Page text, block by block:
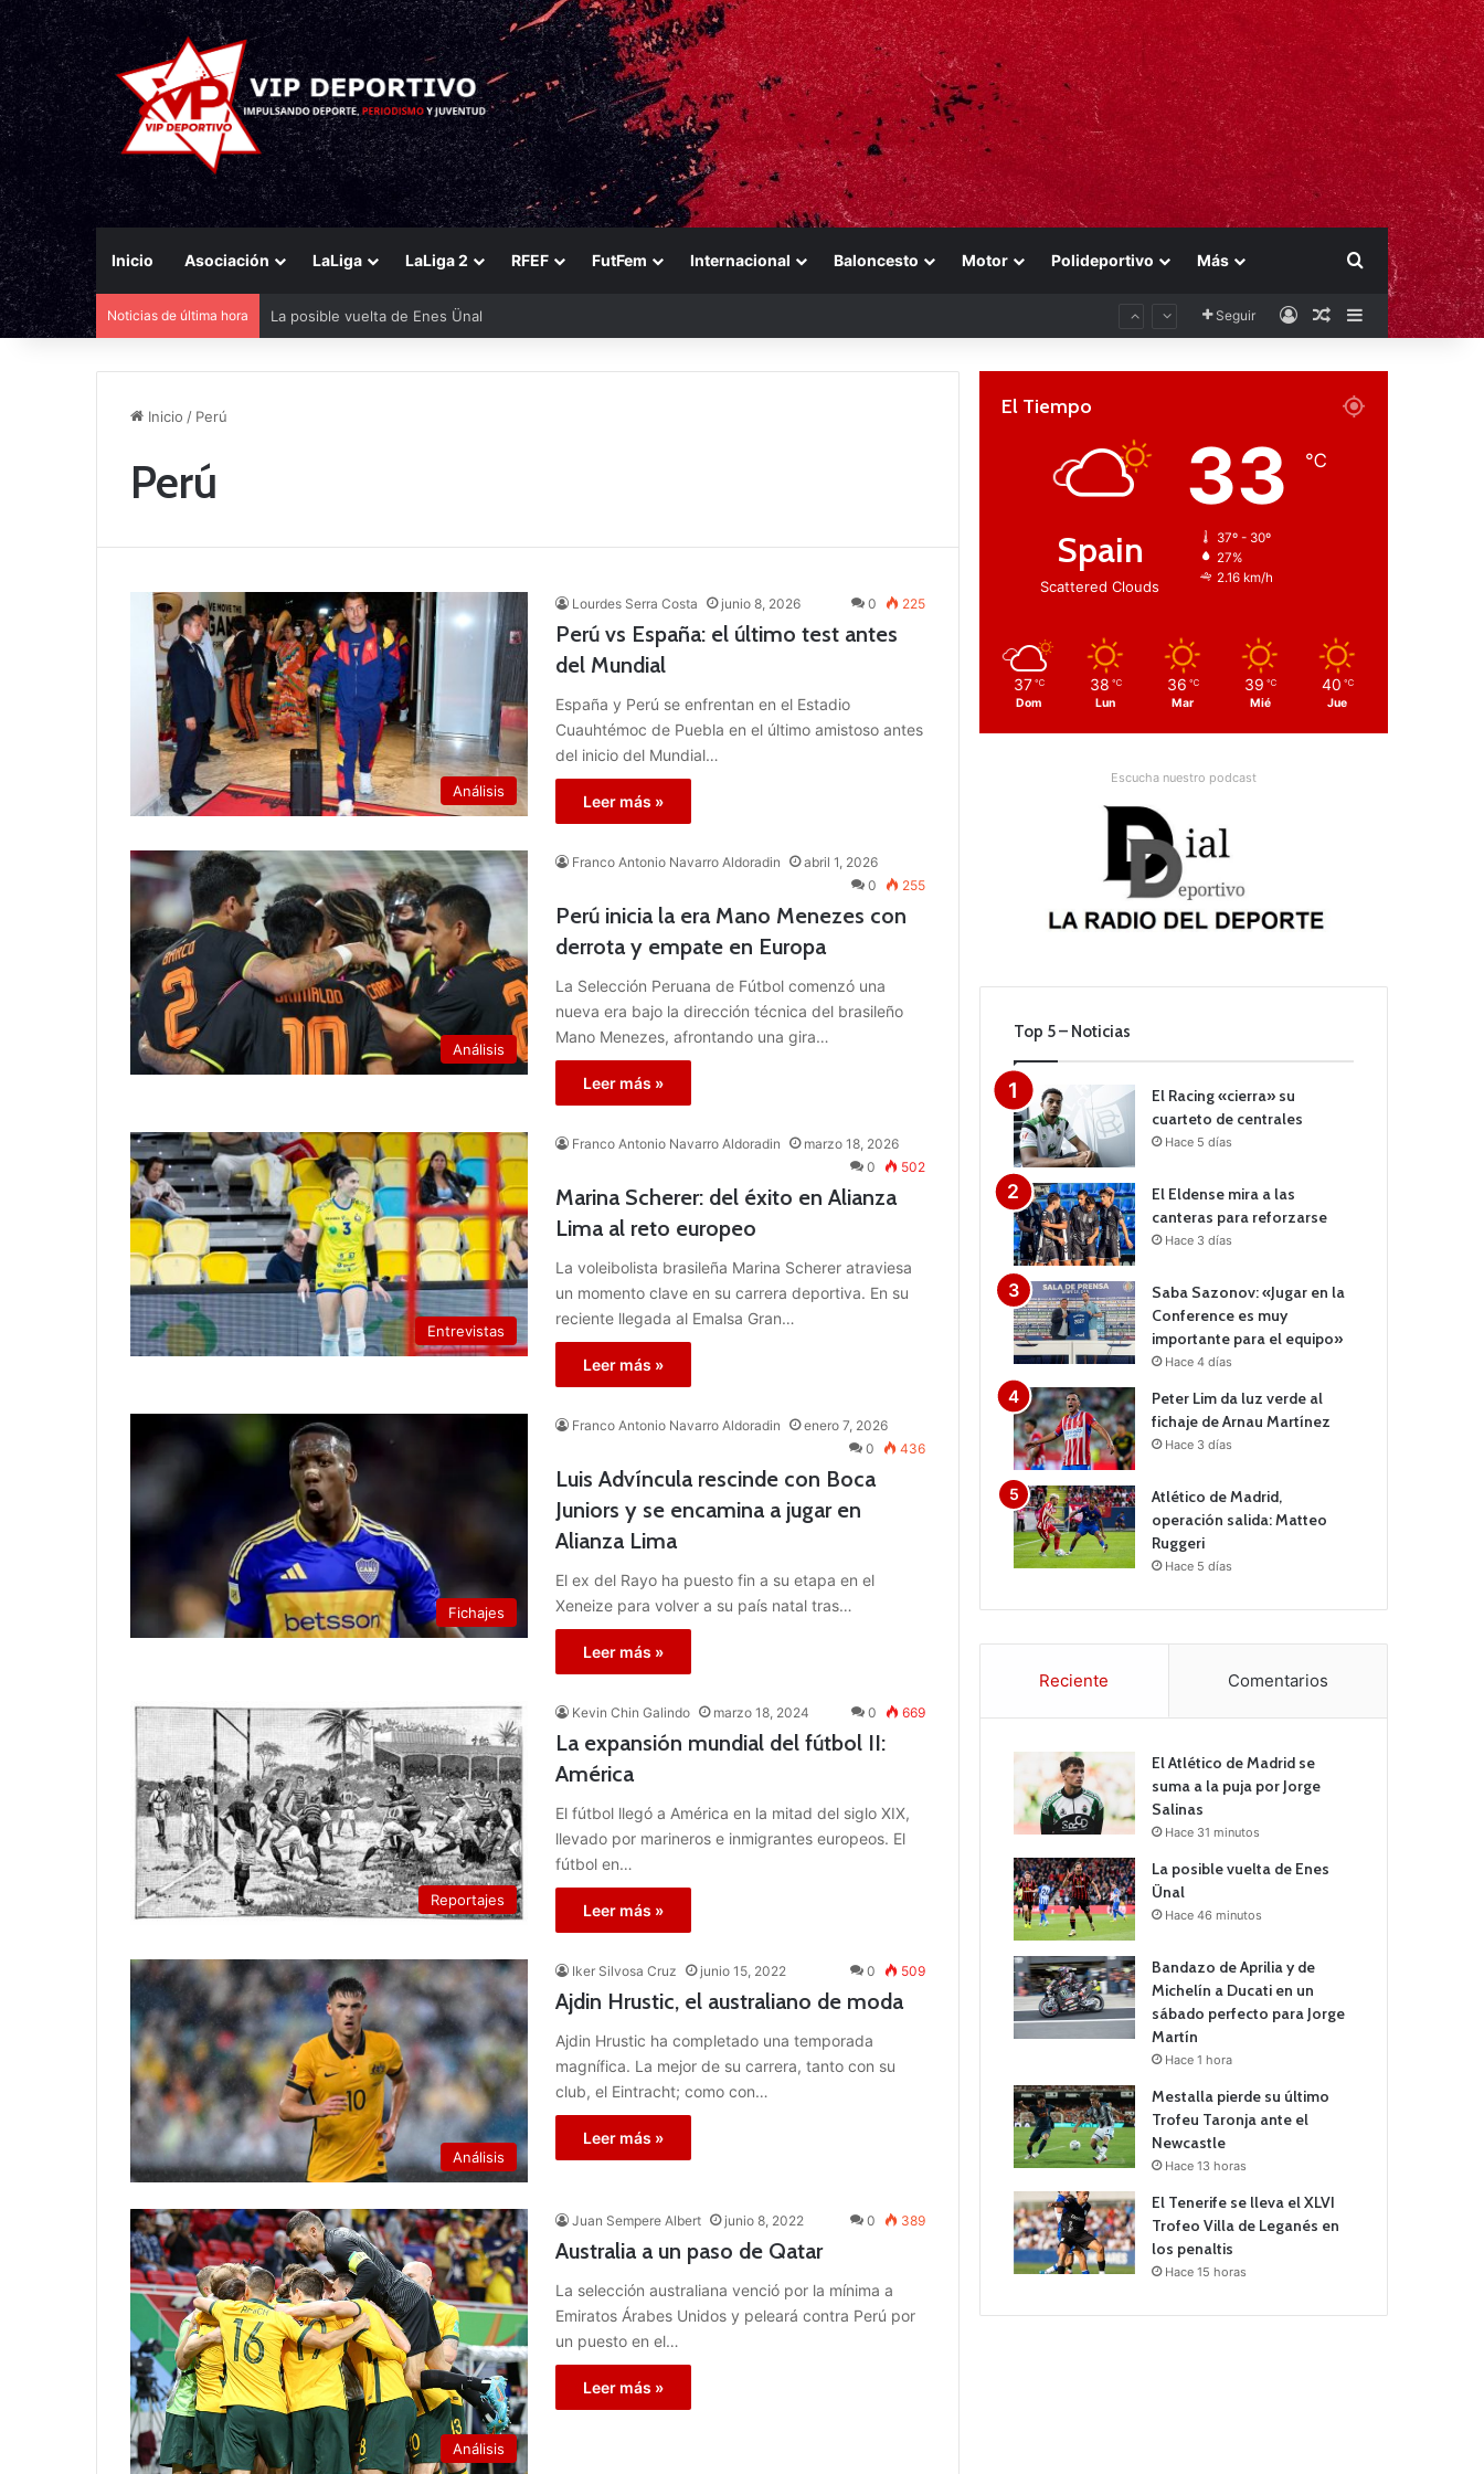
Inicio Asociación LaLiga LaLiga 2 RFEF FutFem Internacional Baloncesto Motor Polideportivo Más Buscar por
Noticias de última hora Seguir AccesoPublicación al
Barra lateral
Inicio / Perú
Perú
Análisis
Lourdes Serra Costa junio 8, 2026 0 225
Perú vs España: el último test antes
del Mundial
España y Perú se enfrentan en el Estadio
Cuauhtémoc de Puebla en el último amistoso antes
del inicio del Mundial…
Leer más »
Análisis
Franco Antonio Navarro Aldoradin
abril 1, 2026
0
255
Perú inicia la era Mano Menezes con
derrota y empate en Europa
La Selección Peruana de Fútbol comenzó una
nueva era bajo la dirección técnica del brasileño
Mano Menezes, afrontando una gira…
Leer más »
Entrevistas
Franco Antonio Navarro Aldoradin
marzo 18, 2026
0
502
Marina Scherer: del éxito en Alianza
Lima al reto europeo
La voleibolista brasileña Marina Scherer atraviesa
un momento clave en su carrera deportiva. En su
reciente llegada al Emalsa Gran…
Leer más »
Fichajes
Franco Antonio Navarro Aldoradin
enero 7, 2026
0
436
Luis Advíncula rescinde con Boca
Juniors y se encamina a jugar en
Alianza Lima
El ex del Rayo ha puesto fin a su etapa en el
Xeneize para volver a su país natal tras…
Leer más »
Reportajes
Kevin Chin Galindo marzo 18, 2024 0 669
La expansión mundial del fútbol II:
América
El fútbol llegó a América en la mitad del siglo XIX,
llevado por marineros e inmigrantes europeos. El
fútbol en…
Leer más »
Análisis
Iker Silvosa Cruz junio 15, 2022 0 509
Ajdin Hrustic, el australiano de moda
Ajdin Hrustic ha completado una temporada
magnífica. La mejor de su carrera, tanto con su
club, el Eintracht; como con…
Leer más »
Análisis
Juan Sempere Albert junio 8, 2022 0 389
Australia a un paso de Qatar
La selección australiana venció por la mínima a
Emiratos Árabes Unidos y peleará contra Perú por
un puesto en el…
Leer más »
El Tiempo
Spain
Scattered Clouds
33 ℃
37º - 30º
27%
2.16 km/h
37 ℃
Dom
38 ℃
Lun
36 ℃
Mar
39 ℃
Mié
40 ℃
Jue
Escucha nuestro podcast
Top 5 – Noticias
El Racing «cierra» su
cuarteto de centrales
Hace 5 días
El Eldense mira a las
canteras para reforzarse
Hace 3 días
Saba Sazonov: «Jugar en la
Conference es muy
importante para el equipo»
Hace 4 días
Peter Lim da luz verde al
fichaje de Arnau Martínez
Hace 3 días
Atlético de Madrid,
operación salida: Matteo
Ruggeri
Hace 5 días
Reciente Comentarios
El Atlético de Madrid se
suma a la puja por Jorge
Salinas
Hace 31 minutos
La posible vuelta de Enes
Ünal
Hace 46 minutos
Bandazo de Aprilia y de
Michelín a Ducati en un
sábado perfecto para Jorge
Martín
Hace 1 hora
Mestalla pierde su último
Trofeu Taronja ante el
Newcastle
Hace 13 horas
El Tenerife se lleva el XLVI
Trofeo Villa de Leganés en
los penaltis
Hace 15 horas